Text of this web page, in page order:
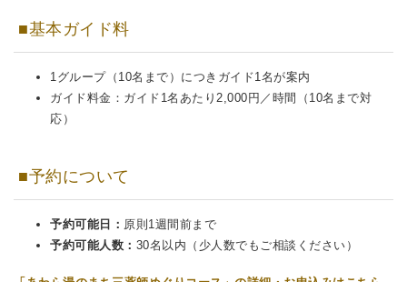
■基本ガイド料
1グループ（10名まで）につきガイド1名が案内
ガイド料金：ガイド1名あたり2,000円／時間（10名まで対
応）
■予約について
予約可能日： 原則1週間前まで
予約可能人数： 30名以内（少人数でもご相談ください）